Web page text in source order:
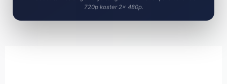
720p koster 2× 480p.